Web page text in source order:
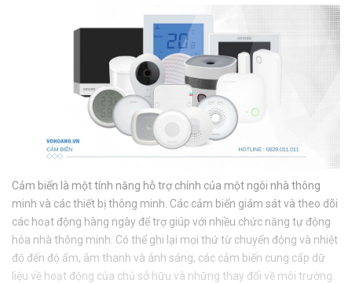
Cảm biến là một tính năng hỗ trợ chính của một ngôi nhà thông
minh và các thiết bị thông minh. Các cảm biến giám sát và theo dõi
các hoạt động hàng ngày để trợ giúp với nhiều chức năng tự động
hóa nhà thông minh. Có thể ghi lại mọi thứ từ chuyển động và nhiệt
độ đến độ ẩm, âm thanh và ánh sáng, các cảm biến cung cấp dữ
liệu về hoạt động của chủ sở hữu và những thay đổi về môi trường.